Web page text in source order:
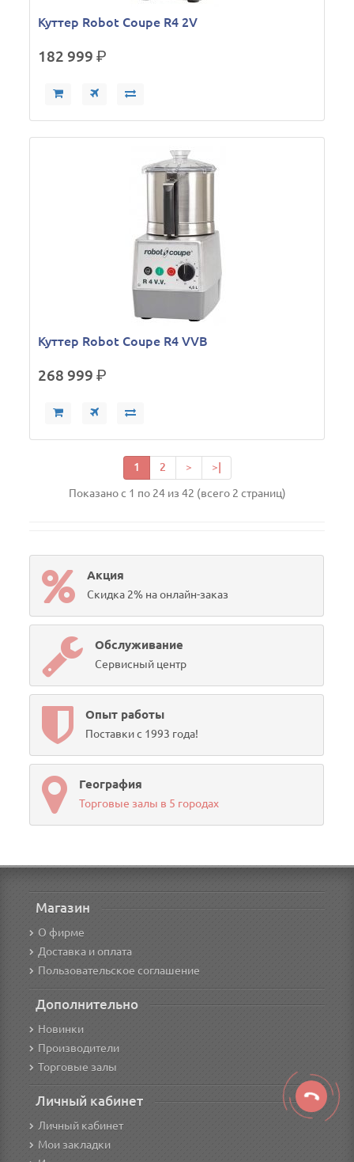
Куттер Robot Coupe R4 2V
182 999р.
Куттер Robot Coupe R4 VVB
268 999р.
1 2 > >|
Показано с 1 по 24 из 42 (всего 2 страниц)
Акция
Скидка 2% на онлайн-заказ
Обслуживание
Сервисный центр
Опыт работы
Поставки с 1993 года!
География
Торговые залы в 5 городах
Магазин
О фирме
Доставка и оплата
Пользовательское соглашение
Дополнительно
Новинки
Производители
Торговые залы
Личный кабинет
Личный кабинет
Мои закладки